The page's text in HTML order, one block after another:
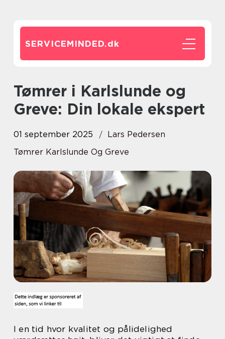
SERVICEMINDED.dk
Tømrer i Karlslunde og
Greve: Din lokale ekspert
01 september 2025
Lars Pedersen
Tømrer Karlslunde Og Greve
I en tid hvor kvalitet og pålidelighed